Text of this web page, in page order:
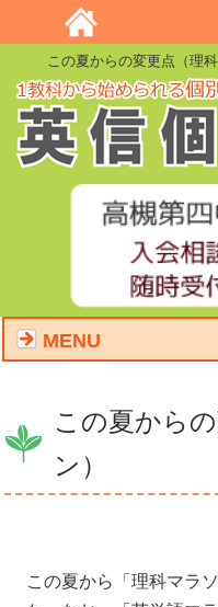
この夏からの変更点（理
MENU
この夏から
ン）
この夏から「理科マラ